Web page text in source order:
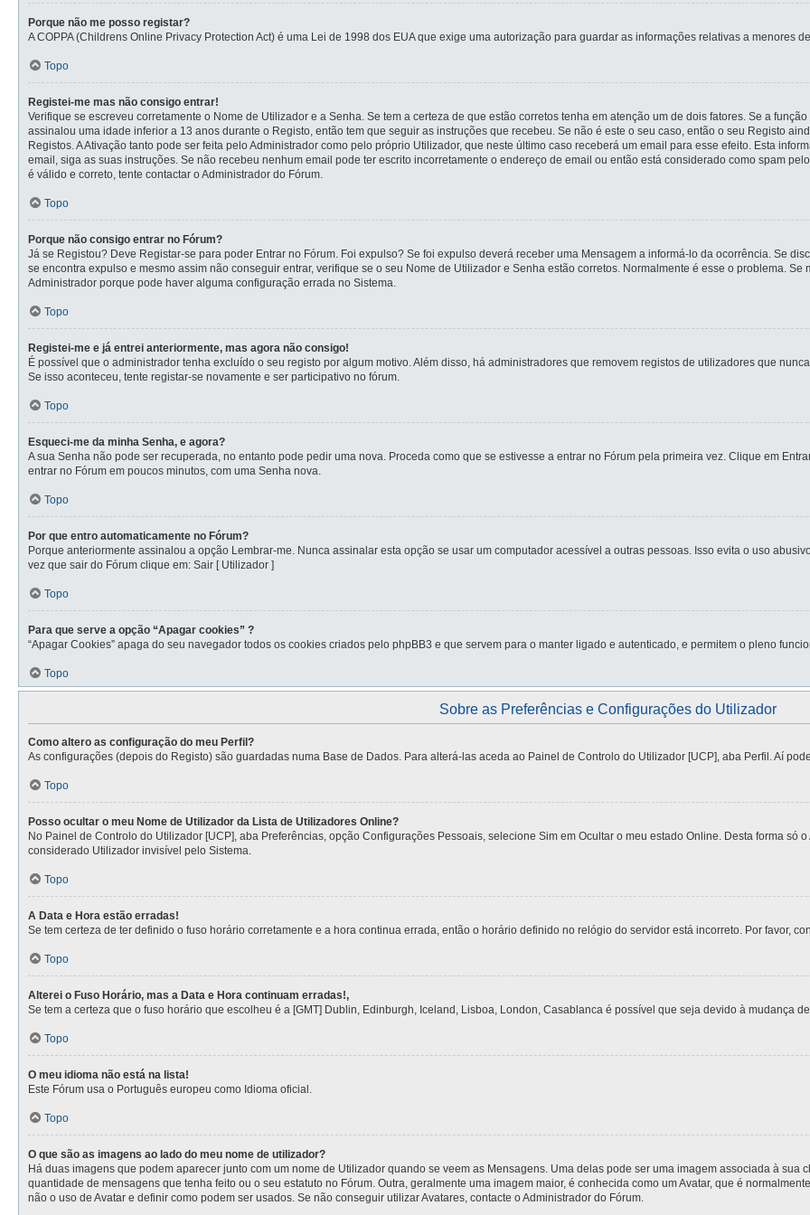
Porque não me posso registar?
A COPPA (Childrens Online Privacy Protection Act) é uma Lei de 1998 dos EUA que exige uma autorização para guardar as informações relativas a menores
Topo
Registei-me mas não consigo entrar!
Verifique se escreveu corretamente o Nome de Utilizador e a Senha. Se tem a certeza de que estão corretos tenha em atenção um de dois fatores. Se a
assinalou uma idade inferior a 13 anos durante o Registo, então tem que seguir as instruções que recebeu. Se não é este o seu caso, então o seu Registo
Registos. A Ativação tanto pode ser feita pelo Administrador como pelo próprio Utilizador, que neste último caso receberá um email para esse efeito. Esta
email, siga as suas instruções. Se não recebeu nenhum email pode ter escrito incorretamente o endereço de email ou então está considerado como spam
é válido e correto, tente contactar o Administrador do Fórum.
Topo
Porque não consigo entrar no Fórum?
Já se Registou? Deve Registar-se para poder Entrar no Fórum. Foi expulso? Se foi expulso deverá receber uma Mensagem a informá-lo da ocorrência. Se
se encontra expulso e mesmo assim não conseguir entrar, verifique se o seu Nome de Utilizador e Senha estão corretos. Normalmente é esse o problema.
Administrador porque pode haver alguma configuração errada no Sistema.
Topo
Registei-me e já entrei anteriormente, mas agora não consigo!
É possível que o administrador tenha excluído o seu registo por algum motivo. Além disso, há administradores que removem registos de utilizadores que
Se isso aconteceu, tente registar-se novamente e ser participativo no fórum.
Topo
Esqueci-me da minha Senha, e agora?
A sua Senha não pode ser recuperada, no entanto pode pedir uma nova. Proceda como que se estivesse a entrar no Fórum pela primeira vez. Clique em
entrar no Fórum em poucos minutos, com uma Senha nova.
Topo
Por que entro automaticamente no Fórum?
Porque anteriormente assinalou a opção Lembrar-me. Nunca assinalar esta opção se usar um computador acessível a outras pessoas. Isso evita o uso
vez que sair do Fórum clique em: Sair [ Utilizador ]
Topo
Para que serve a opção “Apagar cookies” ?
“Apagar Cookies” apaga do seu navegador todos os cookies criados pelo phpBB3 e que servem para o manter ligado e autenticado, e permitem o pleno
Topo
Sobre as Preferências e Configurações do Utilizador
Como altero as configuração do meu Perfil?
As configurações (depois do Registo) são guardadas numa Base de Dados. Para alterá-las aceda ao Painel de Controlo do Utilizador [UCP], aba Perfil. Aí
Topo
Posso ocultar o meu Nome de Utilizador da Lista de Utilizadores Online?
No Painel de Controlo do Utilizador [UCP], aba Preferências, opção Configurações Pessoais, selecione Sim em Ocultar o meu estado Online. Desta forma só
considerado Utilizador invisível pelo Sistema.
Topo
A Data e Hora estão erradas!
Se tem certeza de ter definido o fuso horário corretamente e a hora continua errada, então o horário definido no relógio do servidor está incorreto. Por favor,
Topo
Alterei o Fuso Horário, mas a Data e Hora continuam erradas!,
Se tem a certeza que o fuso horário que escolheu é a [GMT] Dublin, Edinburgh, Iceland, Lisboa, London, Casablanca é possível que seja devido à mudança
Topo
O meu idioma não está na lista!
Este Fórum usa o Português europeu como Idioma oficial.
Topo
O que são as imagens ao lado do meu nome de utilizador?
Há duas imagens que podem aparecer junto com um nome de Utilizador quando se veem as Mensagens. Uma delas pode ser uma imagem associada à
quantidade de mensagens que tenha feito ou o seu estatuto no Fórum. Outra, geralmente uma imagem maior, é conhecida como um Avatar, que é
não o uso de Avatar e definir como podem ser usados. Se não conseguir utilizar Avatares, contacte o Administrador do Fórum.